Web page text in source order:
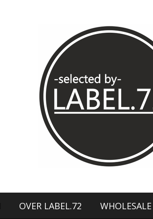
OVER LABEL.72 WHOLESALE